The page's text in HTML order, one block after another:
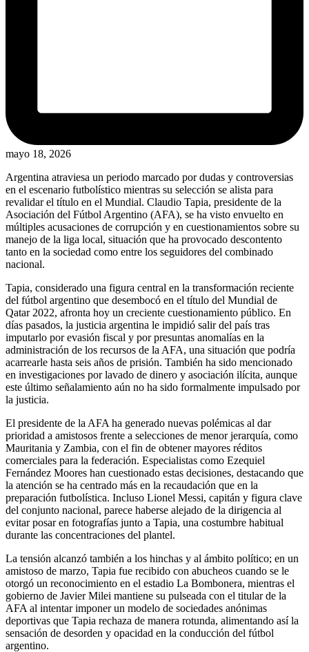
mayo 18, 2026
Argentina atraviesa un periodo marcado por dudas y controversias
en el escenario futbolístico mientras su selección se alista para
revalidar el título en el Mundial. Claudio Tapia, presidente de la
Asociación del Fútbol Argentino (AFA), se ha visto envuelto en
múltiples acusaciones de corrupción y en cuestionamientos sobre su
manejo de la liga local, situación que ha provocado descontento
tanto en la sociedad como entre los seguidores del combinado
nacional.
Tapia, considerado una figura central en la transformación reciente
del fútbol argentino que desembocó en el título del Mundial de
Qatar 2022, afronta hoy un creciente cuestionamiento público. En
días pasados, la justicia argentina le impidió salir del país tras
imputarlo por evasión fiscal y por presuntas anomalías en la
administración de los recursos de la AFA, una situación que podría
acarrearle hasta seis años de prisión. También ha sido mencionado
en investigaciones por lavado de dinero y asociación ilícita, aunque
este último señalamiento aún no ha sido formalmente impulsado por
la justicia.
El presidente de la AFA ha generado nuevas polémicas al dar
prioridad a amistosos frente a selecciones de menor jerarquía, como
Mauritania y Zambia, con el fin de obtener mayores réditos
comerciales para la federación. Especialistas como Ezequiel
Fernández Moores han cuestionado estas decisiones, destacando que
la atención se ha centrado más en la recaudación que en la
preparación futbolística. Incluso Lionel Messi, capitán y figura clave
del conjunto nacional, parece haberse alejado de la dirigencia al
evitar posar en fotografías junto a Tapia, una costumbre habitual
durante las concentraciones del plantel.
La tensión alcanzó también a los hinchas y al ámbito político; en un
amistoso de marzo, Tapia fue recibido con abucheos cuando se le
otorgó un reconocimiento en el estadio La Bombonera, mientras el
gobierno de Javier Milei mantiene su pulseada con el titular de la
AFA al intentar imponer un modelo de sociedades anónimas
deportivas que Tapia rechaza de manera rotunda, alimentando así la
sensación de desorden y opacidad en la conducción del fútbol
argentino.